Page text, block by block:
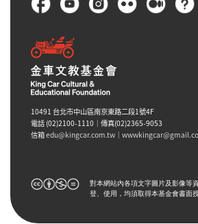
10491 台北市中山區南京東路二段1號4F
電話 (02)2100-1110｜傳真(02)2365-9053
信箱edu@kingcar.com.tw ｜
對本網站內各項文字圖片及影像等
登、使用，均須取得本基金會書面